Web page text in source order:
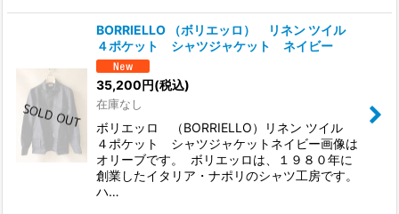
BORRIELLO （ボリエッロ） リネン ツイル
４ポケット シャツジャケット ネイビー
35,200円(税込)
在庫なし
ボリエッロ （BORRIELLO）リネン ツイル
４ポケット シャツジャケットネイビー画像は
オリーブです。 ボリエッロは、１９８０年に
創業したイタリア・ナポリのシャツ工房です。
ハ…